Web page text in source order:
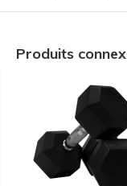
Produits